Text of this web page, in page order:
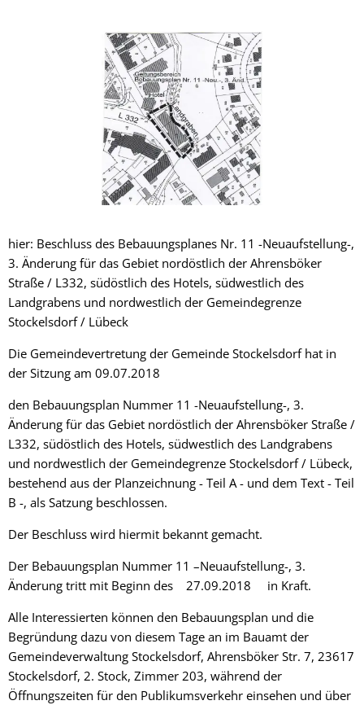
hier: Beschluss des Bebauungsplanes Nr. 11 -Neuaufstellung-,
3. Änderung für das Gebiet nordöstlich der Ahrensböker
Straße / L332, südöstlich des Hotels, südwestlich des
Landgrabens und nordwestlich der Gemeindegrenze
Stockelsdorf / Lübeck
Die Gemeindevertretung der Gemeinde Stockelsdorf hat in
der Sitzung am 09.07.2018
den Bebauungsplan Nummer 11 -Neuaufstellung-, 3.
Änderung für das Gebiet nordöstlich der Ahrensböker Straße /
L332, südöstlich des Hotels, südwestlich des Landgrabens
und nordwestlich der Gemeindegrenze Stockelsdorf / Lübeck,
bestehend aus der Planzeichnung - Teil A - und dem Text - Teil
B -, als Satzung beschlossen.
Der Beschluss wird hiermit bekannt gemacht.
Der Bebauungsplan Nummer 11 –Neuaufstellung-, 3.
Änderung tritt mit Beginn des 27.09.2018 in Kraft.
Alle Interessierten können den Bebauungsplan und die
Begründung dazu von diesem Tage an im Bauamt der
Gemeindeverwaltung Stockelsdorf, Ahrensböker Str. 7, 23617
Stockelsdorf, 2. Stock, Zimmer 203, während der
Öffnungszeiten für den Publikumsverkehr einsehen und über